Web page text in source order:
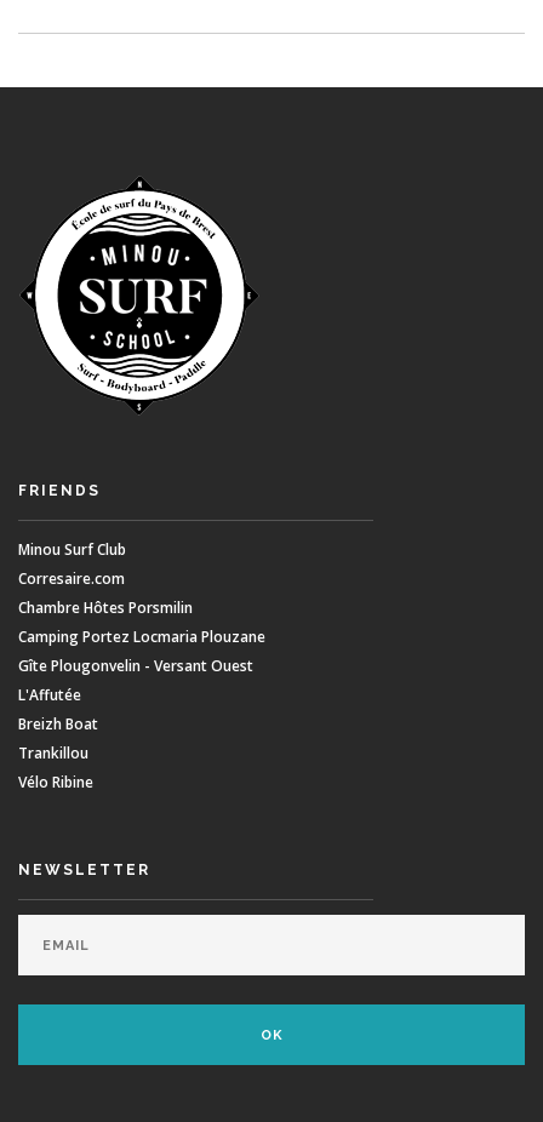
FRIENDS
Minou Surf Club
Corresaire.com
Chambre Hôtes Porsmilin
Camping Portez Locmaria Plouzane
Gîte Plougonvelin - Versant Ouest
L'Affutée
Breizh Boat
Trankillou
Vélo Ribine
NEWSLETTER